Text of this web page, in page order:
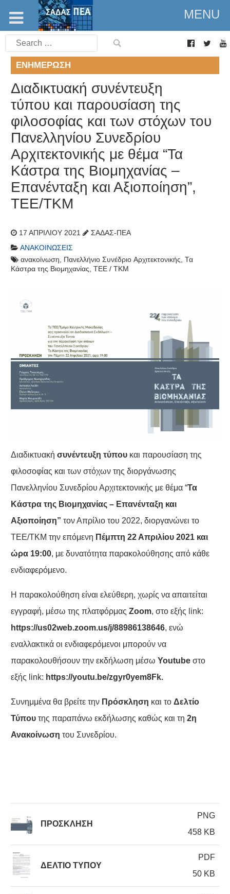
MENU
Search
for:
ΕΝΗΜΈΡΩΣΗ
Διαδικτυακή συνέντευξη
τύπου και παρουσίαση της
φιλοσοφίας και των στόχων του
Πανελληνίου Συνεδρίου
Αρχιτεκτονικής με θέμα “Τα
Κάστρα της Βιομηχανίας –
Επανένταξη και Αξιοποίηση”,
ΤΕΕ/ΤΚΜ
17 ΑΠΡΙΛΊΟΥ 2021
ΣΑΔΑΣ-ΠΕΑ
ΑΝΑΚΟΙΝΏΣΕΙΣ
ανακοίνωση, Πανελλήνιο Συνέδριο Αρχιτεκτονικής, Τα
Κάστρα της Βιομηχανίας, ΤΕΕ / ΤΚΜ
Διαδικτυακή συνέντευξη τύπου και παρουσίαση της
φιλοσοφίας και των στόχων της διοργάνωσης
Πανελληνίου Συνεδρίου Αρχιτεκτονικής με θέμα “Τα
Κάστρα της Βιομηχανίας – Επανένταξη και
Αξιοποίηση” τον Απρίλιο του 2022, διοργανώνει το
ΤΕΕ/ΤΚΜ την επόμενη Πέμπτη 22 Απριλίου 2021 και
ώρα 19:00, με δυνατότητα παρακολούθησης από κάθε
ενδιαφερόμενο.
H παρακολούθηση είναι ελεύθερη, χωρίς να απαιτείται
εγγραφή, μέσω της πλατφόρμας Zoom, στο εξής link:
https://us02web.zoom.us/j/88986138646, ενώ
εναλλακτικά οι ενδιαφερόμενοι μπορούν να
παρακολουθήσουν την εκδήλωση μέσω Youtube στο
εξής link: https://youtu.be/zgyr0yem8Fk.
Συνημμένα θα βρείτε την Πρόσκληση και το Δελτίο
Τύπου της παραπάνω εκδήλωσης καθώς και τη 2η
Ανακοίνωση του Συνεδρίου.
ΠΡΟΣΚΛΗΣΗ
PNG
458 KB
ΔΕΛΤΙΟ ΤΥΠΟΥ
PDF
50 KB